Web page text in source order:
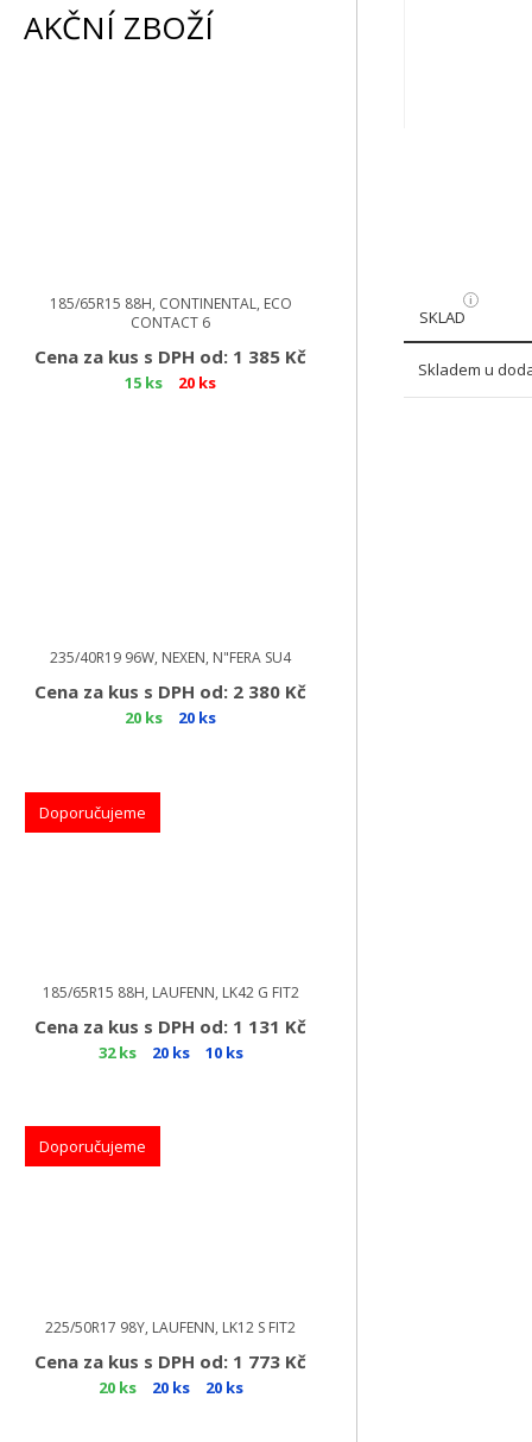
AKČNÍ ZBOŽÍ
185/65R15 88H, CONTINENTAL, ECO
CONTACT 6
Cena za kus s DPH od: 1 385 Kč
15 ks 20 ks
235/40R19 96W, NEXEN, N"FERA SU4
Cena za kus s DPH od: 2 380 Kč
20 ks 20 ks
Doporučujeme
185/65R15 88H, LAUFENN, LK42 G FIT2
Cena za kus s DPH od: 1 131 Kč
32 ks 20 ks 10 ks
Doporučujeme
225/50R17 98Y, LAUFENN, LK12 S FIT2
Cena za kus s DPH od: 1 773 Kč
20 ks 20 ks 20 ks
SKLAD
Skladem u